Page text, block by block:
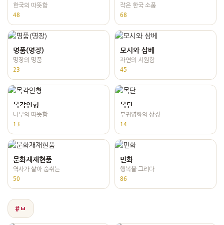
한국의 따뜻함
48
작은 한국 소품
68
명품(명장)
명장의 명품
23
모시와 삼베
자연의 시원함
45
목각인형
나무의 따뜻함
13
목단
부귀영화의 상징
14
문화재재현품
역사가 살아 숨쉬는
50
민화
행복을 그리다
86
#ㅂ